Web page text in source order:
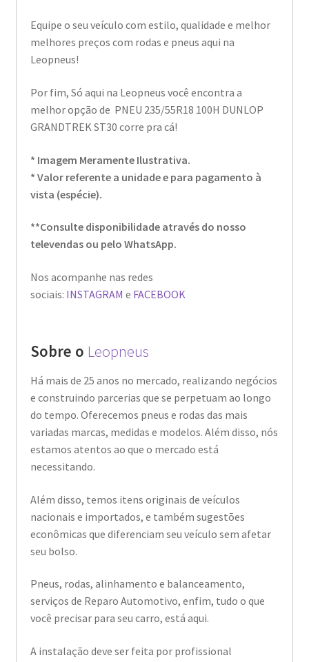
Equipe o seu veículo com estilo, qualidade e melhor
melhores preços com rodas e pneus aqui na
Leopneus!
Por fim, Só aqui na Leopneus você encontra a
melhor opção de PNEU 235/55R18 100H DUNLOP
GRANDTREK ST30 corre pra cá!
* Imagem Meramente Ilustrativa.
* Valor referente a unidade e para pagamento à
vista (espécie).
**Consulte disponibilidade através do nosso
televendas ou pelo WhatsApp.
Nos acompanhe nas redes
sociais: INSTAGRAM e FACEBOOK
Sobre o Leopneus
Há mais de 25 anos no mercado, realizando negócios
e construindo parcerias que se perpetuam ao longo
do tempo. Oferecemos pneus e rodas das mais
variadas marcas, medidas e modelos. Além disso, nós
estamos atentos ao que o mercado está
necessitando.
Além disso, temos itens originais de veículos
nacionais e importados, e também sugestões
econômicas que diferenciam seu veículo sem afetar
seu bolso.
Pneus, rodas, alinhamento e balanceamento,
serviços de Reparo Automotivo, enfim, tudo o que
você precisar para seu carro, está aqui.
A instalação deve ser feita por profissional